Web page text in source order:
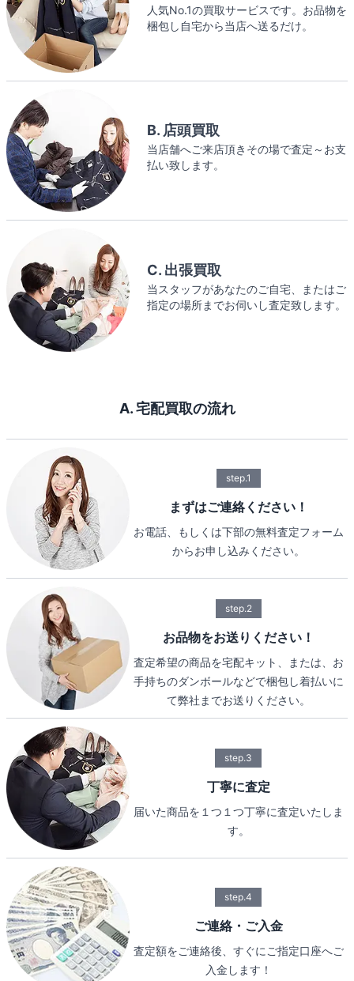
人気No.1の買取サービスです。お品物を
梱包し自宅から当店へ送るだけ。
B. 店頭買取
当店舗へご来店頂きその場で査定～お支
払い致します。
C. 出張買取
当スタッフがあなたのご自宅、またはご
指定の場所までお伺いし査定致します。
A. 宅配買取の流れ
step.1
まずはご連絡ください！
お電話、もしくは下部の無料査定フォーム
からお申し込みください。
step.2
お品物をお送りください！
査定希望の商品を宅配キット、または、お
手持ちのダンボールなどで梱包し着払いに
て弊社までお送りください。
step.3
丁寧に査定
届いた商品を１つ１つ丁寧に査定いたしま
す。
step.4
ご連絡・ご入金
査定額をご連絡後、すぐにご指定口座へご
入金します！